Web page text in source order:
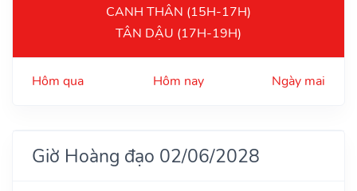
CANH THÂN (15H-17H)
TÂN DẬU (17H-19H)
Hôm qua Hôm nay Ngày mai
Giờ Hoàng đạo 02/06/2028